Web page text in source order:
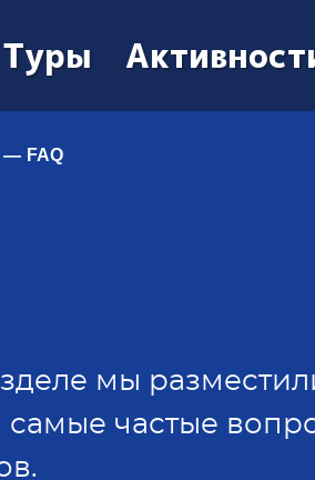
Туры
FAQ
мы
самые частые